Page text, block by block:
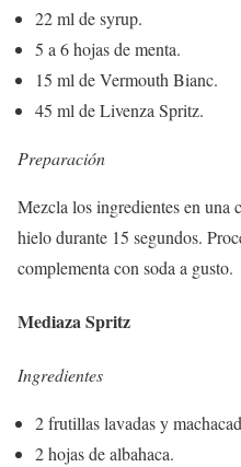
22 ml de syrup.
5 a 6 hojas de menta.
15 ml de Vermouth Bianc.
45 ml de Livenza Spritz.
Preparación
Mezcla los ingredientes en una
hielo durante 15 segundos.
complementa con soda a gusto.
Mediaza Spritz
Ingredientes
2 frutillas lavadas y
2 hojas de albahaca.